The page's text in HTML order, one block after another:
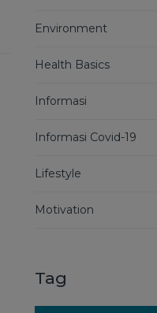
Environment
Health Basics
Informasi
Informasi Covid-19
Lifestyle
Motivation
Tag